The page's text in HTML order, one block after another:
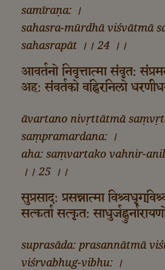
samīraṇa: ।
sahasra-mūrdhā viśvātmā
sahasrapāt ।। 24 ।।
आवर्तनो निवृत्तात्मा संवृत:
अह: संवर्तको वह्निरनिलो
āvartano nivṛttātmā
saṃpramardana: ।
aha: saṃvartako vahnir-
।। 25 ।।
सुप्रसाद: प्रसन्नात्मा
सत्कर्ता सत्कृत:
suprasāda: prasannātmā
viśrvabhug-vibhu: ।